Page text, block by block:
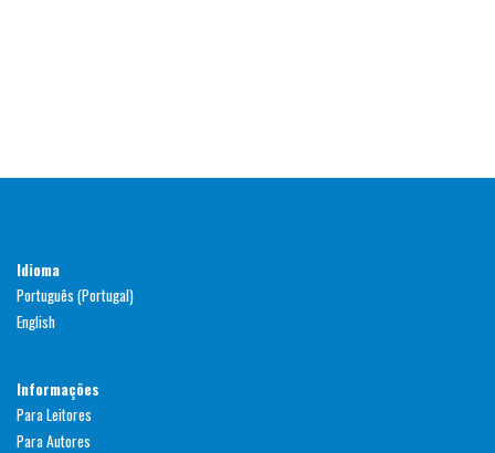
Idioma
Português (Portugal)
English
Informações
Para Leitores
Para Autores